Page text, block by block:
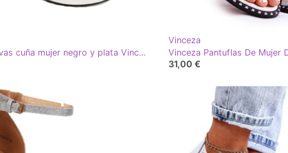
Deportivas cuña mujer negro y plata Vinceza
Vinceza
31,00 €